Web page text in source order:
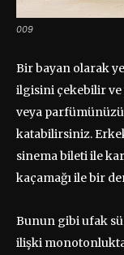
009
Bir bayan olarak
ilgisini çekebilir
veya
katabilirsiniz.
sinema bileti ile
kaçamağı ile bir
Bunun gibi ufak
ilişki